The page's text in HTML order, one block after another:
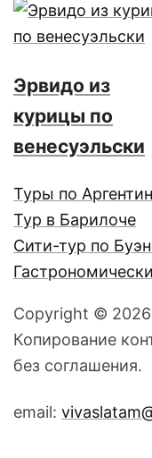
Эрвидо из
курицы по
венесуэльски
Туры по
Тур в Барилоче
Сити-тур по
Copyright ©
Копирование
без соглашения.
email: